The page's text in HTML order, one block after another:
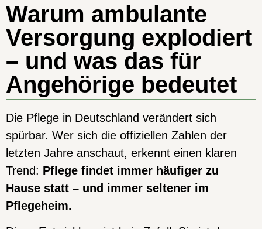
Warum ambulante
Versorgung explodiert
– und was das für
Angehörige bedeutet
Die Pflege in Deutschland verändert sich
spürbar. Wer sich die offiziellen Zahlen der
letzten Jahre anschaut, erkennt einen klaren
Trend: Pflege findet immer häufiger zu
Hause statt – und immer seltener im
Pflegeheim.